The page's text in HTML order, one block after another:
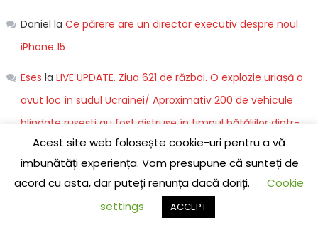
Daniel la Ce părere are un director executiv despre noul
iPhone 15
Eses la LIVE UPDATE. Ziua 621 de război. O explozie uriașă a
avut loc în sudul Ucrainei/ Aproximativ 200 de vehicule
blindate rusești au fost distruse în timpul bătăliilor dintr-
un oraș din Donbas
escorte247.com
LIVE UPDATE. Război în Israel, ziua 30.
SUA solicită o pauză în luptă/ Israelul spune că are nevoie
de progrese în ceea ce privește eliberarea ostaticilor
Acest site web folosește cookie-uri pentru a vă
îmbunătăți experiența. Vom presupune că sunteți de
acord cu asta, dar puteți renunța dacă doriți.
Cookie
settings
ACCEPT